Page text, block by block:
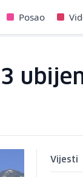
Posao
Vijesti